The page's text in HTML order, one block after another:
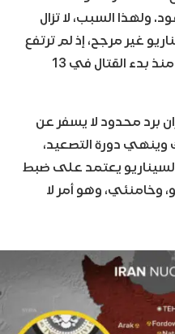
السبب، لا تزال
غير مرجح، إذ لم ترتفع
أسعار النفط سوى بنسبة 10% منذ بدء القتال في 13
برد محدود لا يسفر عن
وينهي دورة التصعيد،
يعتمد على ضبط
وخامنئي، وهو أمر لا